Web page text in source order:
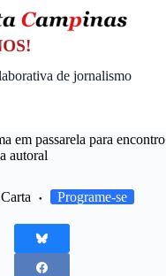
de jornalismo
em passarela para encontro
autoral
Programe-se